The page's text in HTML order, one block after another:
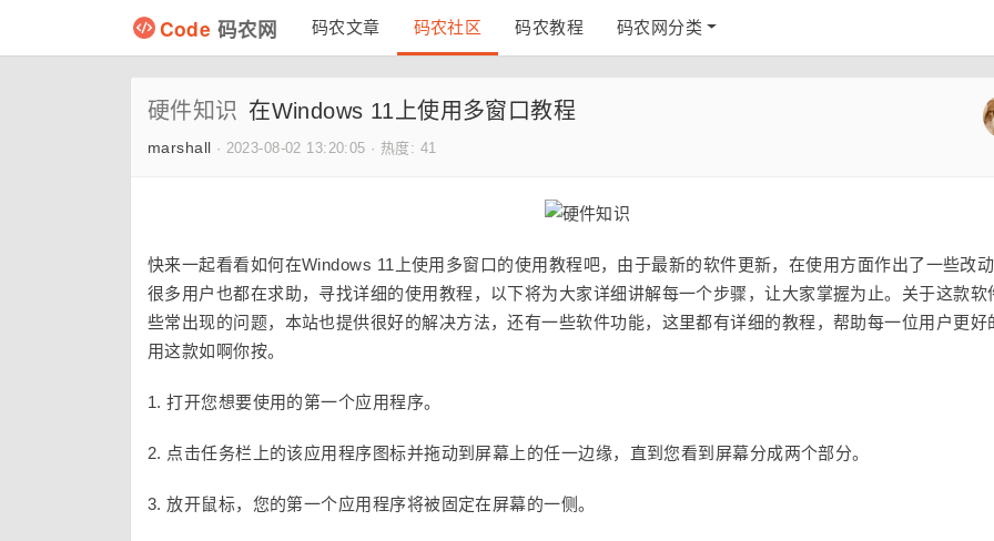
Code 码农网 码农文章 码农社区 码农教程 码农网分类
硬件知识 在Windows 11上使用多窗口教程
marshall · 2023-08-02 13:20:05 · 热度: 41
快来一起看看如何在Windows 11上使用多窗口的使用教程吧，由于最新的软件更新，在使用方面作出了一些改
很多用户也都在求助，寻找详细的使用教程，以下将为大家详细讲解每一个步骤，让大家掌握为止。关于这款软
些常出现的问题，本站也提供很好的解决方法，还有一些软件功能，这里都有详细的教程，帮助每一位用户更好
用这款如啊你按。
1. 打开您想要使用的第一个应用程序。
2. 点击任务栏上的该应用程序图标并拖动到屏幕上的任一边缘，直到您看到屏幕分成两个部分。
3. 放开鼠标，您的第一个应用程序将被固定在屏幕的一侧。